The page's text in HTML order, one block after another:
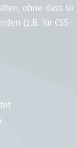
ohne dass sie
(z.B. für CSS-